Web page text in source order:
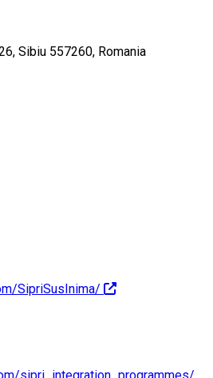
Sibiu 557260, Romania
SipriSusInima/